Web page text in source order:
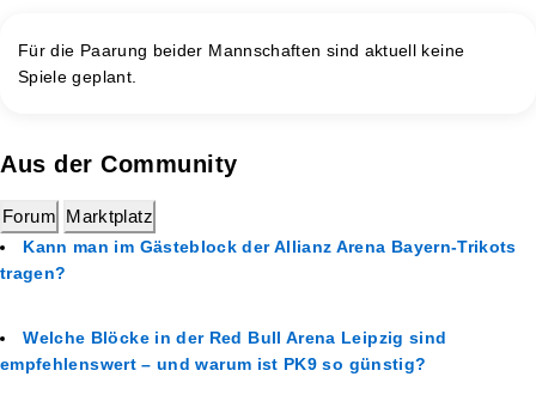
Für die Paarung beider Mannschaften sind aktuell keine
Spiele geplant.
Aus der Community
Forum Marktplatz
Kann man im Gästeblock der Allianz Arena Bayern-Trikots
tragen?
Welche Blöcke in der Red Bull Arena Leipzig sind
empfehlenswert – und warum ist PK9 so günstig?